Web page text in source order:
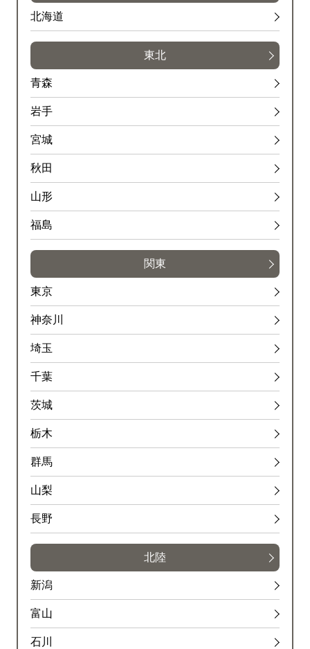
北海道
東北
青森
岩手
宮城
秋田
山形
福島
関東
東京
神奈川
埼玉
千葉
茨城
栃木
群馬
山梨
長野
北陸
新潟
富山
石川